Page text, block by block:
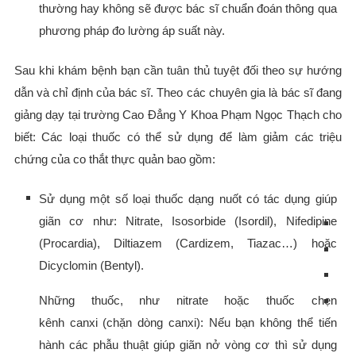
thường hay không sẽ được bác sĩ chuẩn đoán thông qua
phương pháp đo lường áp suất này.
Sau khi khám bệnh bạn cần tuân thủ tuyệt đối theo sự hướng
dẫn và chỉ định của bác sĩ. Theo các chuyên gia là bác sĩ đang
giảng dạy tại trường Cao Đẳng Y Khoa Phạm Ngọc Thạch cho
biết: Các loại thuốc có thể sử dụng để làm giảm các triệu
chứng của co thắt thực quản bao gồm:
Sử dụng một số loại thuốc dạng nuốt có tác dụng giúp
giãn cơ như: Nitrate, Isosorbide (Isordil), Nifedipine
(Procardia), Diltiazem (Cardizem, Tiazac…) hoặc
Dicyclomin (Bentyl).
Những thuốc, như nitrate hoặc thuốc chẹn
kênh canxi (chặn dòng canxi): Nếu bạn không thể tiến
hành các phẫu thuật giúp giãn nở vòng cơ thì sử dụng